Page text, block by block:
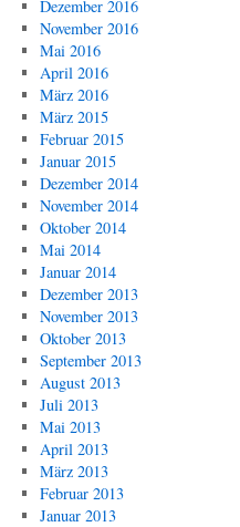
Dezember 2016
November 2016
Mai 2016
April 2016
März 2016
März 2015
Februar 2015
Januar 2015
Dezember 2014
November 2014
Oktober 2014
Mai 2014
Januar 2014
Dezember 2013
November 2013
Oktober 2013
September 2013
August 2013
Juli 2013
Mai 2013
April 2013
März 2013
Februar 2013
Januar 2013